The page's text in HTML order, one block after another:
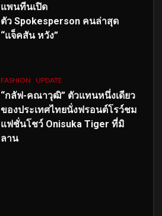
แพนทีนเปิด
ตัว Spokesperson คนล่าสุด
“แจ็คสัน หวัง”
FASHION UPDATE
“กลัฟ-คณาวุฒิ” ตัวแทนหนึ่งเดียว
ของประเทศไทยนั่งฟรอนต์โรว์ชม
แฟชั่นโชว์ Onisuka Tiger ที่มิ
ลาน